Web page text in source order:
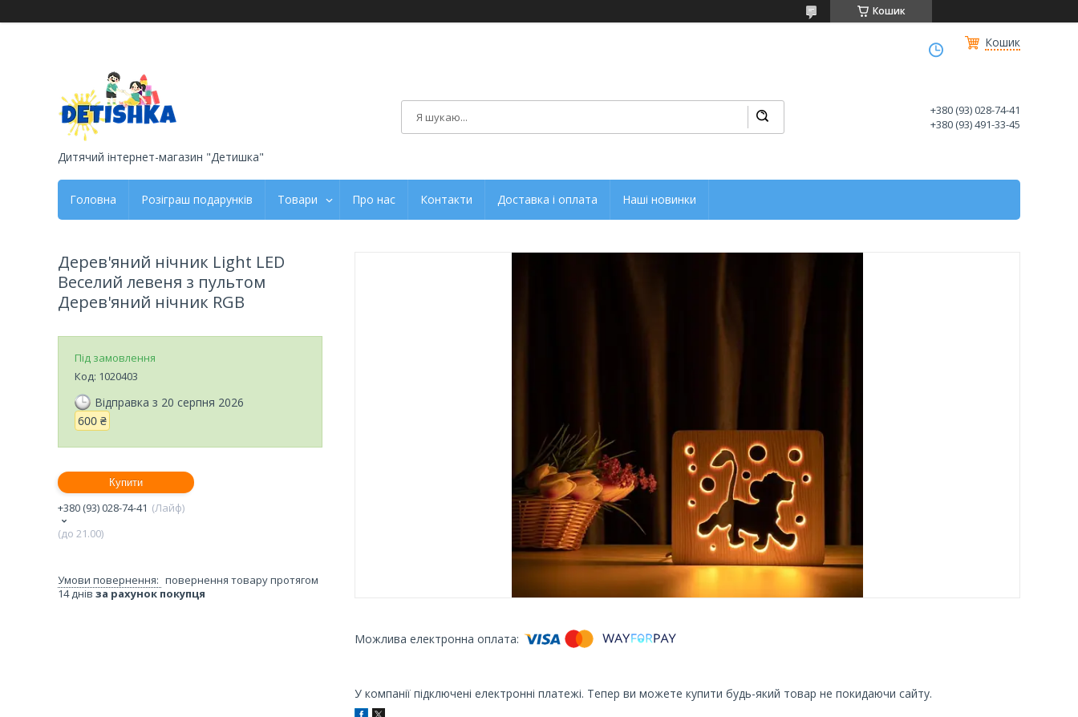
Кошик
Кошик
Дитячий інтернет-магазин "Детишка"
+380 (93) 028-74-41
+380 (93) 491-33-45
Головна Розіграш подарунків Товари Про нас Контакти Доставка і оплата Наші новинки
У компанії підключені електронні платежі. Тепер ви можете купити будь-який товар не покидаючи сайту.
Дерев'яний нічник Light LED
Веселий левеня з пультом
Дерев'яний нічник RGB
Під замовлення
Код: 1020403
Відправка з 20 серпня 2026
600 ₴
Купити
+380 (93) 028-74-41
Лайф
(до 21.00)
повернення товару протягом
14 днів за рахунок покупця